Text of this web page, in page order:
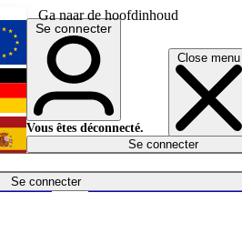
Ga naar de hoofdinhoud
Close menu
Se connecter
Économie
English
Deutsch
Español
Se connecter
Vous êtes déconnecté.
Se connecter